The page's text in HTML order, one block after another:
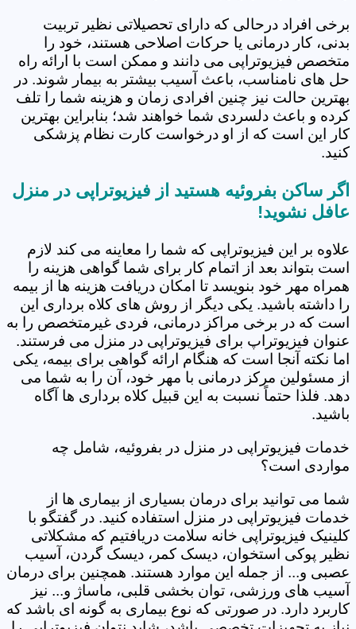
برخی افراد درحالی که دارای تحصیلاتی نظیر تربیت
بدنی، کار درمانی یا حرکات اصلاحی هستند، خود را
متخصص فیزیوتراپی می دانند و ممکن است با ارائه راه
حل های نامناسب، باعث آسیب بیشتر به بیمار شوند. در
بهترین حالت نیز چنین افرادی زمان و هزینه شما را تلف
کرده و باعث دلسردی شما خواهند شد؛ بنابراین بهترین
کار این است که از او درخواست کارت نظام پزشکی
کنید.
اگر ساکن بفروئیه هستید از فیزیوتراپی در منزل
عافل نشوید!
علاوه بر این فیزیوتراپی که شما را معاینه می کند لازم
است بتواند بعد از اتمام کار برای شما گواهی هزینه را
همراه مهر خود بنویسد تا امکان دریافت هزینه ها از بیمه
را داشته باشید. یکی دیگر از روش های کلاه برداری این
است که در برخی مراکز درمانی، فردی غیرمتخصص را به
عنوان فیزیوتراپ برای فیزیوتراپی در منزل می فرستند.
اما نکته آنجا است که هنگام ارائه گواهی برای بیمه، یکی
از مسئولین مرکز درمانی با مهر خود، آن را به شما می
دهد. فلذا حتماً نسبت به این قبیل کلاه برداری ها آگاه
باشید.
خدمات فیزیوتراپی در منزل در بفروئیه، شامل چه
مواردی است؟
شما می توانید برای درمان بسیاری از بیماری ها از
خدمات فیزیوتراپی در منزل استفاده کنید. در گفتگو با
کلینیک فیزیوتراپی خانه سلامت دریافتیم که مشکلاتی
نظیر پوکی استخوان، دیسک کمر، دیسک گردن، آسیب
عصبی و... از جمله این موارد هستند. همچنین برای درمان
آسیب های ورزشی، توان بخشی قلبی، ماساژ و... نیز
کاربرد دارد. در صورتی که نوع بیماری به گونه ای باشد که